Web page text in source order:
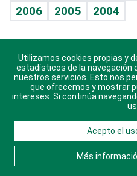
Sin complejos
En pocas palabras
Escuchando al corazón
Economía Personal
2006
2005 2004
Descarga nuestras
sistema
© 2021 Diario Libre,
Consulta elAviso Legal
nosotros y conoce
Utilizamos cookies propias y
estadísticos de la navegación
nuestros servicios. Esto nos
que ofrecemos y mostrar
intereses. Si continúa
Acepto el
Más